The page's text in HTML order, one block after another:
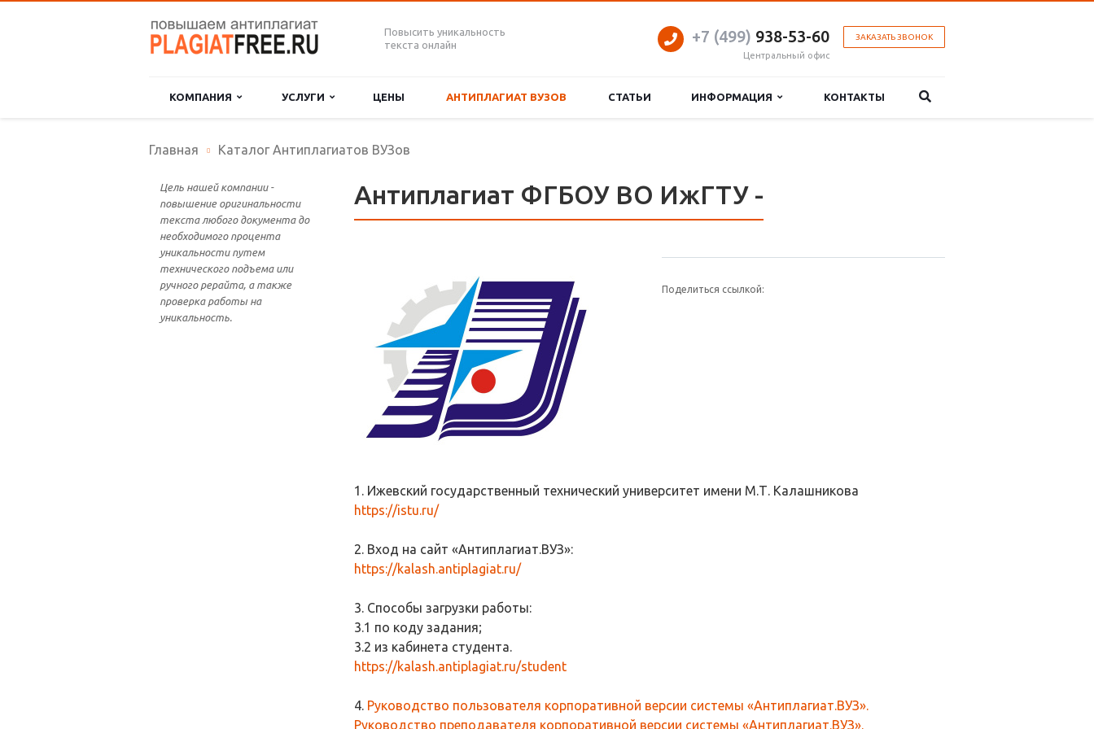
Повысить уникальность
текста онлайн
ЗАКАЗАТЬ ЗВОНОК
+7 (499) 938-53-60
Центральный офис
КОМПАНИЯ УСЛУГИ ЦЕНЫ АНТИПЛАГИАТ ВУЗОВ СТАТЬИ ИНФОРМАЦИЯ КОНТАКТЫ
Главная Каталог Антиплагиатов ВУЗов
Цель нашей компании -
повышение оригинальности
текста любого документа до
необходимого процента
уникальности путем
технического подъема или
ручного рерайта, а также
проверка работы на
уникальность.
Антиплагиат ФГБОУ ВО ИжГТУ -
Поделиться ссылкой:
1. Ижевский государственный технический университет имени М.Т. Калашникова
https://istu.ru/
2. Вход на сайт «Антиплагиат.ВУЗ»:
https://kalash.antiplagiat.ru/
3. Способы загрузки работы:
3.1 по коду задания;
3.2 из кабинета студента.
https://kalash.antiplagiat.ru/student
4. Руководство пользователя корпоративной версии системы «Антиплагиат.ВУЗ».
Руководство преподавателя корпоративной версии системы «Антиплагиат.ВУЗ».